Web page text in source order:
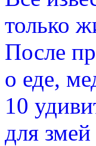
только
После
о еде,
10
для